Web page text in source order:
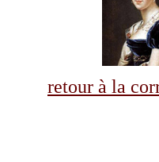
retour à la